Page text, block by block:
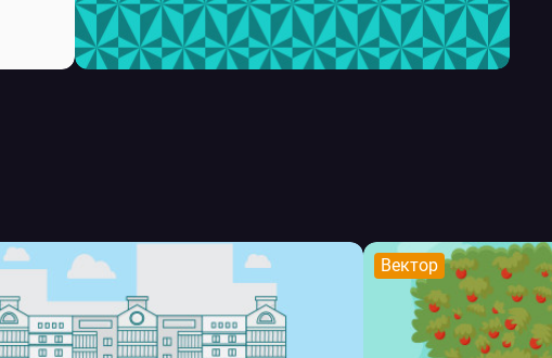
Вектор